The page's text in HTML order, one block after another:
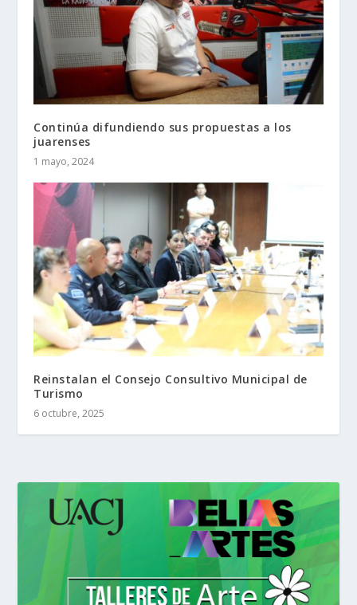
Continúa difundiendo sus propuestas a los
juarenses
1 mayo, 2024
Reinstalan el Consejo Consultivo Municipal de
Turismo
6 octubre, 2025